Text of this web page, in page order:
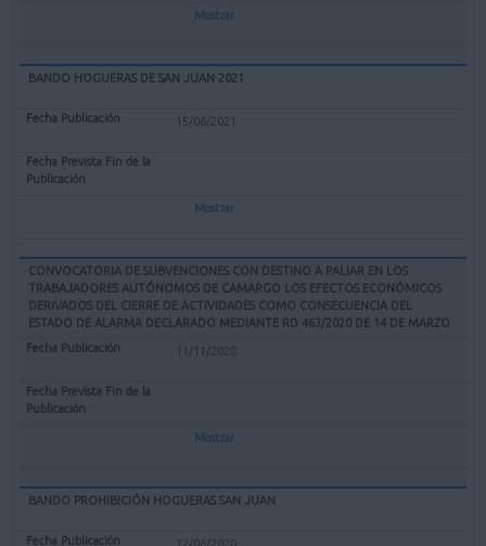
Mostrar
BANDO HOGUERAS DE SAN JUAN 2021
15/06/2021
Mostrar
CONVOCATORIA DE SUBVENCIONES CON DESTINO A PALIAR EN LOS
TRABAJADORES AUTÓNOMOS DE CAMARGO LOS EFECTOS ECONÓMICOS
DERIVADOS DEL CIERRE DE ACTIVIDADES COMO CONSECUENCIA DEL
ESTADO DE ALARMA DECLARADO MEDIANTE RD 463/2020 DE 14 DE MARZO
11/11/2020
Mostrar
BANDO PROHIBICIÓN HOGUERAS SAN JUAN